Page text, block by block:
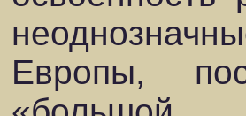
Европы,